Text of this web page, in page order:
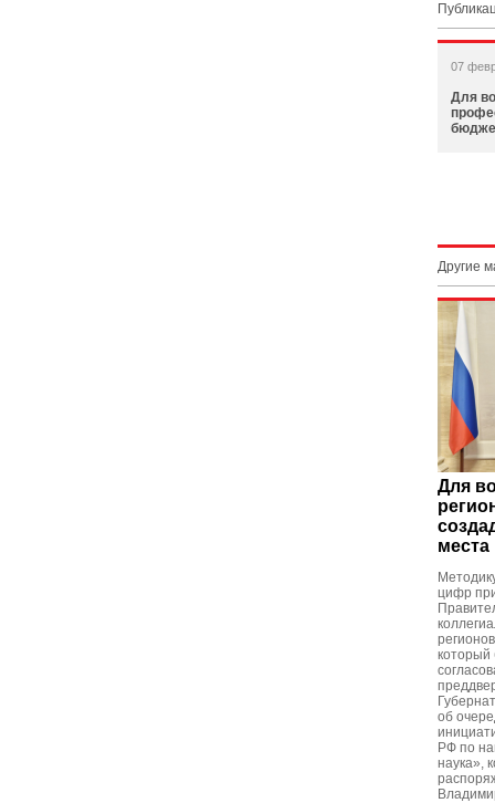
07
Для
Другие
Для
места
цифр
который
об
РФ по
наука»,